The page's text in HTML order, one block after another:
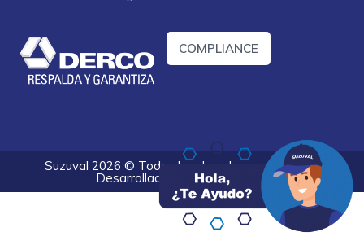
COMPLIANCE
Suzuval 2026 © Todos los derechos reservados.
Desarrollado por Optify Digital